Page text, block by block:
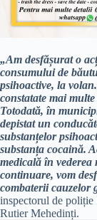
„Am desfășurat o
consumului de
psihoactive, la
constatate mai
Totodată, în
depistat un
substanțelor
substanța cocaină.
medicală în
continuare, vom
combaterii cauzelor
inspectorul de
Rutier Mehedinți.